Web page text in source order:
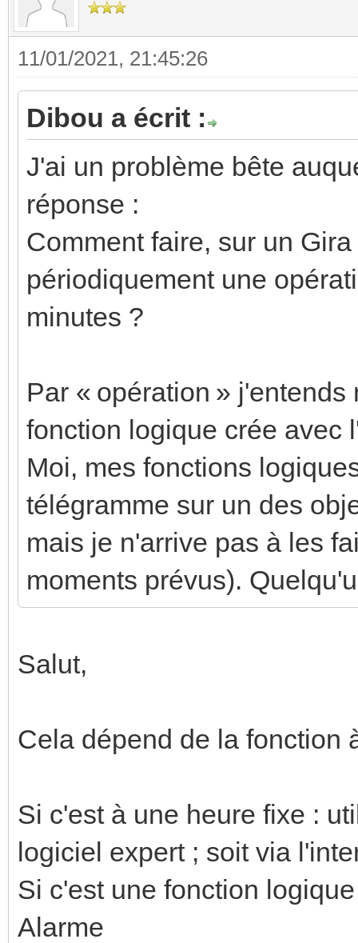
11/01/2021, 21:45:26
Dibou a écrit :
J'ai un problème bête
réponse :
Comment faire, sur un
périodiquement une
minutes ?
Par « opération »
fonction logique crée avec
Moi, mes fonctions
télégramme sur un des
mais je n'arrive pas à les
moments prévus).
Salut,
Cela dépend de la fonction
Si c'est à une heure fixe :
logiciel expert ; soit via
Si c'est une fonction
Alarme